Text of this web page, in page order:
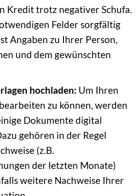
Kredit trotz negativer Schufa.
Felder sorgfältig
Angaben zu Ihrer Person,
und dem gewünschten
hochladen: Um Ihren
zu können, werden
Dokumente digital
gehören in der Regel
(z.B.
der letzten Monate)
weitere Nachweise Ihrer